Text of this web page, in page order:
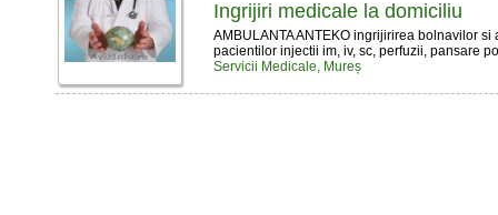
Ingrijiri medicale la domiciliu
AMBULANTA ANTEKO ingrijirirea bolnavilor
pacientilor injectii im, iv, sc, perfuzii, pansare
Servicii Medicale, Mureș